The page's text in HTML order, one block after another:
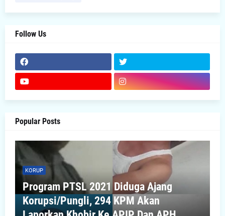
Follow Us
Popular Posts
KORUP
Program PTSL 2021 Diduga Ajang
Korupsi/Pungli, 294 KPM Akan